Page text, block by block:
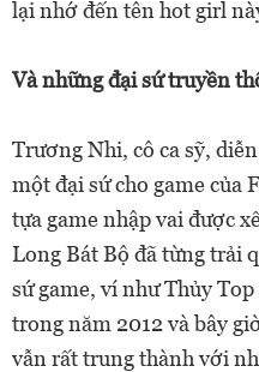
lại nhớ đến tên hot girl
Và những đại sứ truyền
Trương Nhi, cô ca sỹ,
một đại sứ cho game của
tựa game nhập vai được
Long Bát Bộ đã từng trải
sứ game, ví như Thủy
trong năm 2012 và bây
vẫn rất trung thành với